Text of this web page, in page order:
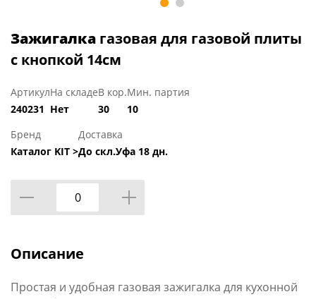
Зажигалка газовая для газовой плиты
с кнопкой 14см
Артикул
240231
На складе
Нет
В кор.
30
Мин. партия
10
Бренд
Каталог KIT >
Доставка
До скл.Уфа 18 дн.
Описание
Простая и удобная газовая зажигалка для кухонной